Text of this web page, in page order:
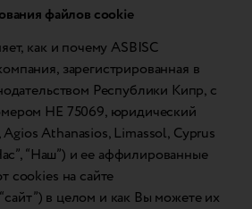
файлов cookie
как и почему ASBISC
зарегистрированная в
Республики Кипр, с
HE 75069, юридический
Agios Athanasios, Limassol, Cyprus
“Наш”) и ее аффилированные
cookies на сайте
в целом и как Вы можете их